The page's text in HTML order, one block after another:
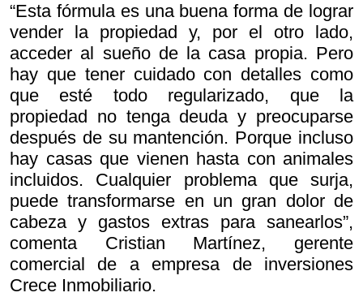
“Esta fórmula es una buena forma de lograr
vender la propiedad y, por el otro lado,
acceder al sueño de la casa propia. Pero
hay que tener cuidado con detalles como
que esté todo regularizado, que la
propiedad no tenga deuda y preocuparse
después de su mantención. Porque incluso
hay casas que vienen hasta con animales
incluidos. Cualquier problema que surja,
puede transformarse en un gran dolor de
cabeza y gastos extras para sanearlos”,
comenta Cristian Martínez, gerente
comercial de a empresa de inversiones
Crece Inmobiliario.